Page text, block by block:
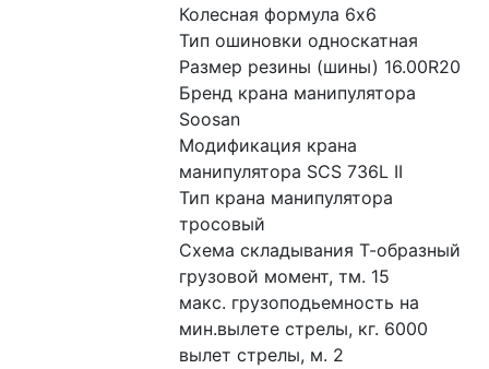
Колесная формула 6x6
Тип ошиновки односкатная
Размер резины (шины) 16.00R20
Бренд крана манипулятора
Soosan
Модификация крана
манипулятора SCS 736L II
Тип крана манипулятора
тросовый
Схема складывания Т-образный
грузовой момент, тм. 15
макс. грузоподьемность на
мин.вылете стрелы, кг. 6000
вылет стрелы, м. 2